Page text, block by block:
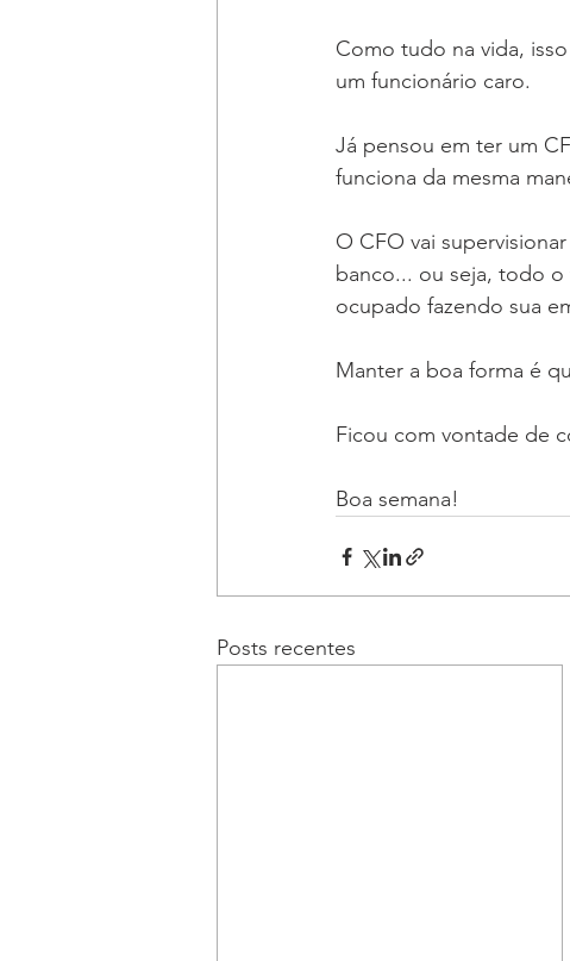
Como tudo na vida,
um funcionário caro.
Já pensou em ter um
funciona da mesma
O CFO vai
banco... ou seja, todo
ocupado fazendo sua
Manter a boa forma é
Ficou com vontade de
Boa semana!
Posts recentes